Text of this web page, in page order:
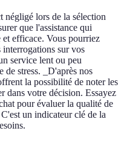
négligé lors de la sélection
que l'assistance qui
et efficace. Vous pourriez
interrogations sur vos
service lent ou peu
de stress. _D'après nos
la possibilité de noter les
dans votre décision. Essayez
pour évaluer la qualité de
un indicateur clé de la